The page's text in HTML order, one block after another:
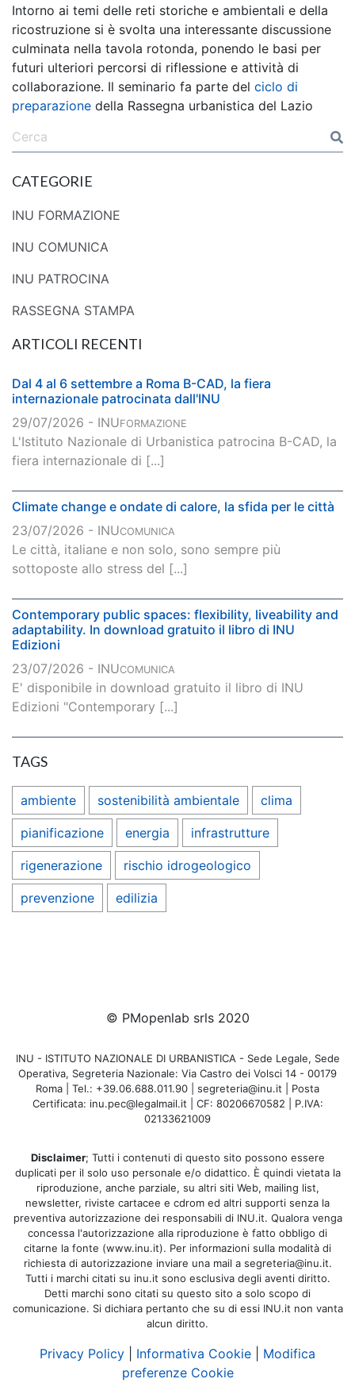
Intorno ai temi delle reti storiche e ambientali e della
ricostruzione si è svolta una interessante discussione
culminata nella tavola rotonda, ponendo le basi per
futuri ulteriori percorsi di riflessione e attività di
collaborazione. Il seminario fa parte del ciclo di
preparazione della Rassegna urbanistica del Lazio
CATEGORIE
INU FORMAZIONE
INU COMUNICA
INU PATROCINA
RASSEGNA STAMPA
ARTICOLI RECENTI
Dal 4 al 6 settembre a Roma B-CAD, la fiera
internazionale patrocinata dall'INU
29/07/2026 - INUFORMAZIONE
L'Istituto Nazionale di Urbanistica patrocina B-CAD, la
fiera internazionale di [...]
Climate change e ondate di calore, la sfida per le città
23/07/2026 - INUCOMUNICA
Le città, italiane e non solo, sono sempre più
sottoposte allo stress del [...]
Contemporary public spaces: flexibility, liveability and
adaptability. In download gratuito il libro di INU
Edizioni
23/07/2026 - INUCOMUNICA
E' disponibile in download gratuito il libro di INU
Edizioni "Contemporary [...]
TAGS
ambiente sostenibilità ambientale clima
pianificazione energia infrastrutture
rigenerazione rischio idrogeologico
prevenzione edilizia
© PMopenlab srls 2020
INU - ISTITUTO NAZIONALE DI URBANISTICA - Sede Legale, Sede
Operativa, Segreteria Nazionale: Via Castro dei Volsci 14 - 00179
Roma | Tel.: +39.06.688.011.90 | segreteria@inu.it | Posta
Certificata: inu.pec@legalmail.it | CF: 80206670582 | P.IVA:
02133621009
Disclaimer; Tutti i contenuti di questo sito possono essere
duplicati per il solo uso personale e/o didattico. È quindi vietata la
riproduzione, anche parziale, su altri siti Web, mailing list,
newsletter, riviste cartacee e cdrom ed altri supporti senza la
preventiva autorizzazione dei responsabili di INU.it. Qualora venga
concessa l'autorizzazione alla riproduzione è fatto obbligo di
citarne la fonte (www.inu.it). Per informazioni sulla modalità di
richiesta di autorizzazione inviare una mail a segreteria@inu.it.
Tutti i marchi citati su inu.it sono esclusiva degli aventi diritto.
Detti marchi sono citati su questo sito a solo scopo di
comunicazione. Si dichiara pertanto che su di essi INU.it non vanta
alcun diritto.
Privacy Policy Informativa Cookie
Modifica
preferenze Cookie